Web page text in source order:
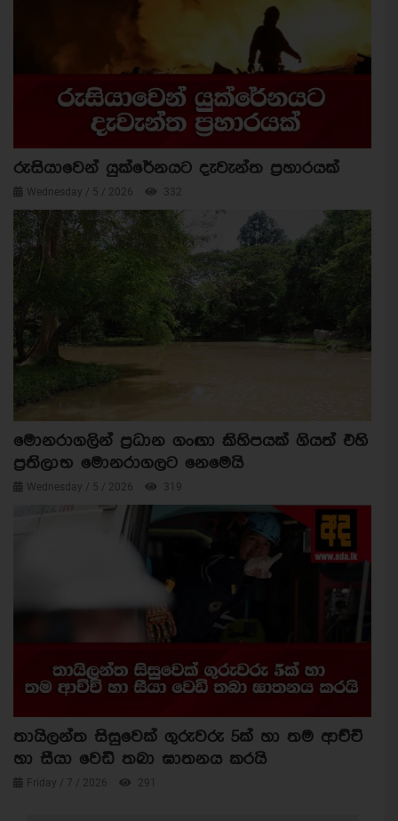
රුසියාවෙන් යුක්රේනයට දැවැන්ත ප්‍රහාරයක්
Wednesday / 5 / 2026 332
මොනරාගලින් ප්‍රධාන ගංඟා කිහිපයක් ගියත් එහි
ප්‍රතිලාභ මොනරාගලට නෙමෙයි
Wednesday / 5 / 2026 319
තායිලන්ත සිසුවෙක් ගුරුවරු 5ක් හා තම ආච්චි
හා සීයා වෙඩි තබා ඝාතනය කරයි
Friday / 7 / 2026 291